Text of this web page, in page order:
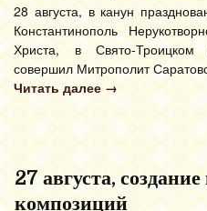
28 августа, в канун
Константинополь
Христа, в Свято-
совершил Митрополит
Читать далее →
27 августа,
композиций